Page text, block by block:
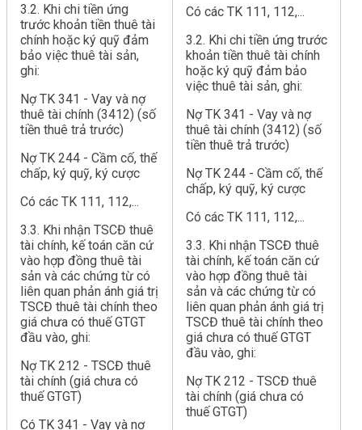
3.2. Khi chi tiền ứng
trước khoản tiền thuê tài
chính hoặc ký quỹ đảm
bảo việc thuê tài sản,
ghi:
Nợ TK 341 - Vay và nợ
thuê tài chính (3412) (số
tiền thuê trả trước)
Nợ TK 244 - Cầm cố, thế
chấp, ký quỹ, ký cược
Có các TK 111, 112,...
3.3. Khi nhận TSCĐ thuê
tài chính, kế toán căn cứ
vào hợp đồng thuê tài
sản và các chứng từ có
liên quan phản ánh giá trị
TSCĐ thuê tài chính theo
giá chưa có thuế GTGT
đầu vào, ghi:
Nợ TK 212 - TSCĐ thuê
tài chính (giá chưa có
thuế GTGT)
Có TK 341 - Vay và nợ
Có các TK 111, 112,...
3.2. Khi chi tiền ứng trước
khoản tiền thuê tài chính
hoặc ký quỹ đảm bảo
việc thuê tài sản, ghi:
Nợ TK 341 - Vay và nợ
thuê tài chính (3412) (số
tiền thuê trả trước)
Nợ TK 244 - Cầm cố, thế
chấp, ký quỹ, ký cược
Có các TK 111, 112,...
3.3. Khi nhận TSCĐ thuê
tài chính, kế toán căn cứ
vào hợp đồng thuê tài
sản và các chứng từ có
liên quan phản ánh giá trị
TSCĐ thuê tài chính theo
giá chưa có thuế GTGT
đầu vào, ghi:
Nợ TK 212 - TSCĐ thuê
tài chính (giá chưa có
thuế GTGT)